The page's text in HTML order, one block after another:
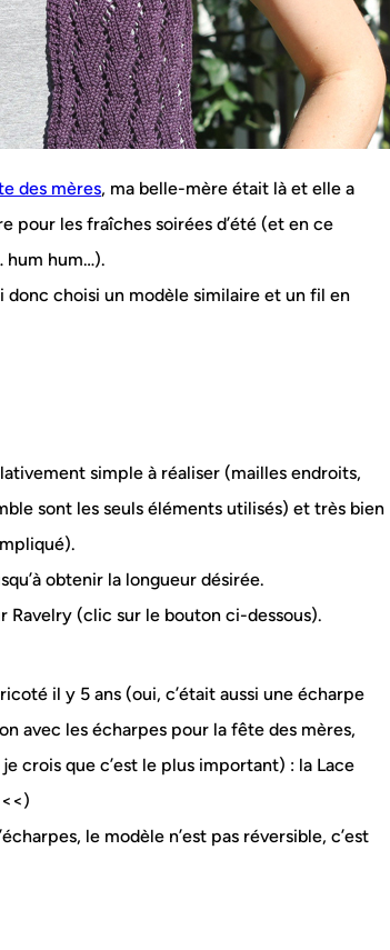
des mères, ma belle-mère était là et elle a
pour les fraîches soirées d’été (et en ce
hum hum…).
donc choisi un modèle similaire et un fil en
simple à réaliser (mailles endroits,
sont les seuls éléments utilisés) et très bien
obtenir la longueur désirée.
(clic sur le bouton ci-dessous).
il y 5 ans (oui, c’était aussi une écharpe
avec les écharpes pour la fête des mères,
crois que c’est le plus important) : la Lace
<<)
le modèle n’est pas réversible, c’est